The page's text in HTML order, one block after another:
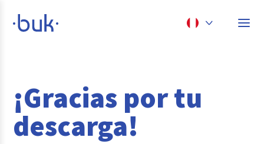
Perú
México
¡Gracias por tu
descarga!